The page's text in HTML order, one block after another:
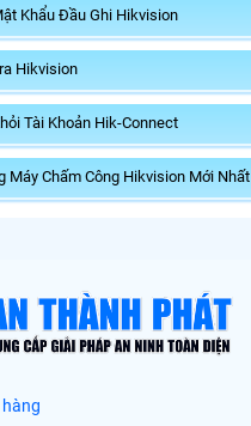
Khẩu Đầu Ghi Hikvision
Hikvision
Tài Khoản Hik-Connect
Máy Chấm Công Hikvision Mới Nhất